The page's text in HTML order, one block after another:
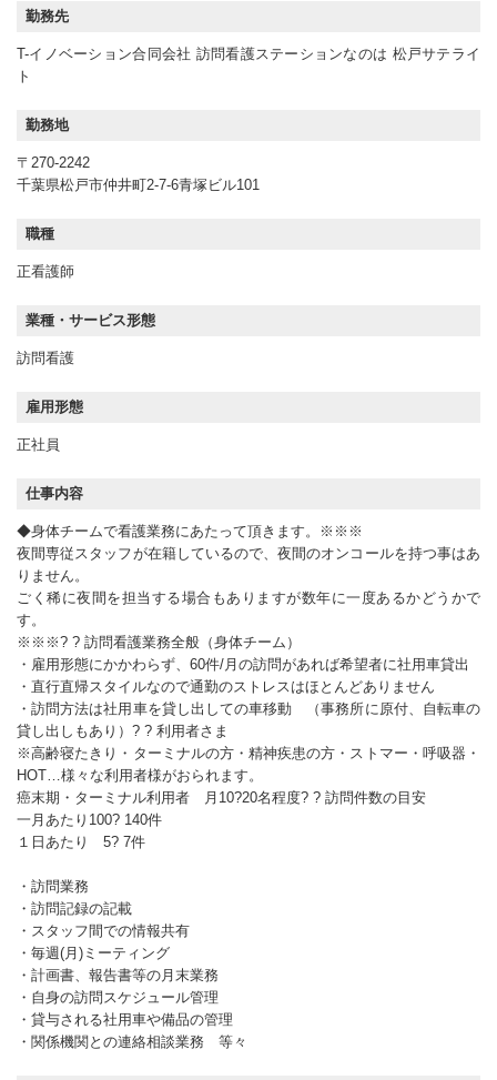
勤務先
T-イノベーション合同会社 訪問看護ステーションなのは 松戸サテライ
ト
勤務地
〒270-2242
千葉県松戸市仲井町2-7-6青塚ビル101
職種
正看護師
業種・サービス形態
訪問看護
雇用形態
正社員
仕事内容
◆身体チームで看護業務にあたって頂きます。※※※
夜間専従スタッフが在籍しているので、夜間のオンコールを持つ事はあ
りません。
ごく稀に夜間を担当する場合もありますが数年に一度あるかどうかで
す。
※※※? ? 訪問看護業務全般（身体チーム）
・雇用形態にかかわらず、60件/月の訪問があれば希望者に社用車貸出
・直行直帰スタイルなので通勤のストレスはほとんどありません
・訪問方法は社用車を貸し出しての車移動 （事務所に原付、自転車の
貸し出しもあり）? ? 利用者さま
※高齢寝たきり・ターミナルの方・精神疾患の方・ストマー・呼吸器・
HOT…様々な利用者様がおられます。
癌末期・ターミナル利用者 月10?20名程度? ? 訪問件数の目安
一月あたり100? 140件
１日あたり 5? 7件
・訪問業務
・訪問記録の記載
・スタッフ間での情報共有
・毎週(月)ミーティング
・計画書、報告書等の月末業務
・自身の訪問スケジュール管理
・貸与される社用車や備品の管理
・関係機関との連絡相談業務 等々